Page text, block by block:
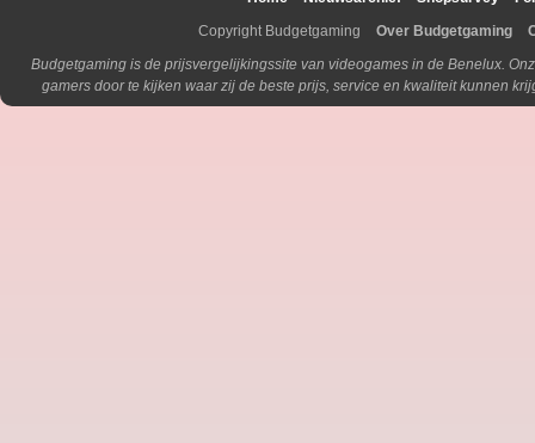
Copyright Budgetgaming
Over Budgetgaming
Budgetgaming is de prijsvergelijkingssite van videogames in de Benelux.
gamers door te kijken waar zij de beste prijs, service en kwaliteit kunnen